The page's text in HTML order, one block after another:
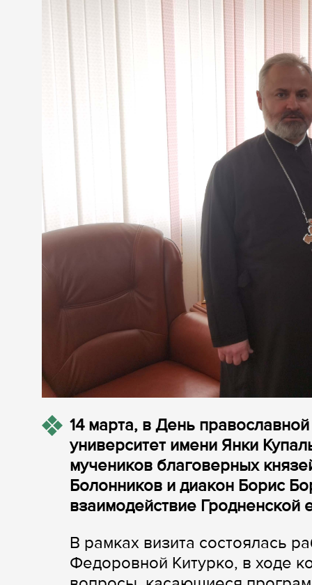
14 марта, в День
университет имени Янки
мучеников благоверных
Болонников и диакон Борис
взаимодействие Гродненской
В рамках визита состоялась
Федоровной Китурко, в ходе